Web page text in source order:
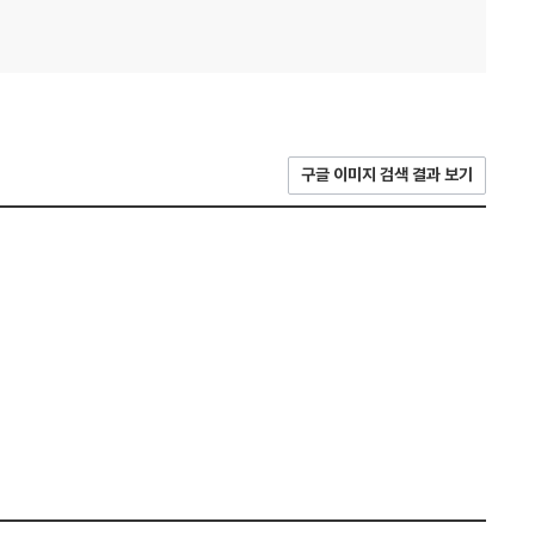
구글 이미지 검색 결과 보기